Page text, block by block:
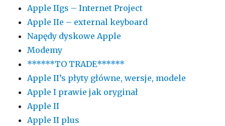
Apple IIgs – Internet Project
Apple IIe – external keyboard
Napędy dyskowe Apple
Modemy
******TO TRADE******
Apple II’s płyty główne, wersje, modele
Apple I prawie jak oryginał
Apple II
Apple II plus